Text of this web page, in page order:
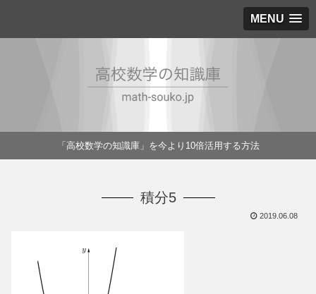
MENU
「高校数学の知識庫」を今より10倍活用する方法
積分5
2019.06.08